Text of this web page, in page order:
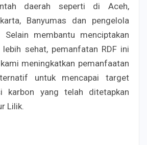
daerah seperti di Aceh,
Banyumas dan pengelola
membantu menciptakan
sehat, pemanfatan RDF ini
meningkatkan pemanfaatan
untuk mencapai target
karbon yang telah ditetapkan
Lilik.